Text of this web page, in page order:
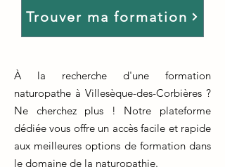
Trouver ma formation
À la recherche d'une formation
naturopathe à Villesèque-des-Corbières ?
Ne cherchez plus ! Notre plateforme
dédiée vous offre un accès facile et rapide
aux meilleures options de formation dans
le domaine de la naturopathie.